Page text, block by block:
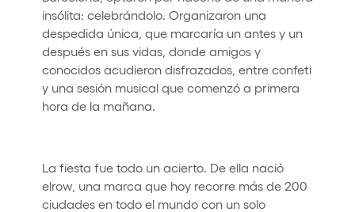
insólita: celebrándolo. Organizaron una
despedida única, que marcaría un antes y un
después en sus vidas, donde amigos y
conocidos acudieron disfrazados, entre confeti
y una sesión musical que comenzó a primera
hora de la mañana.
La fiesta fue todo un acierto. De ella nació
elrow, una marca que hoy recorre más de 200
ciudades en todo el mundo con un solo